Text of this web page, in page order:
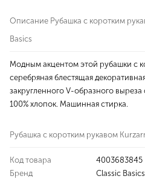
Описание Рубашка с коротким
Basics
Модным акцентом этой рубашки с
серебряная блестящая
закругленного V-образного
100% хлопок. Машинная стирка.
Рубашка с коротким рукавом
Код товара
4003683845
Бренд
Classic Basics